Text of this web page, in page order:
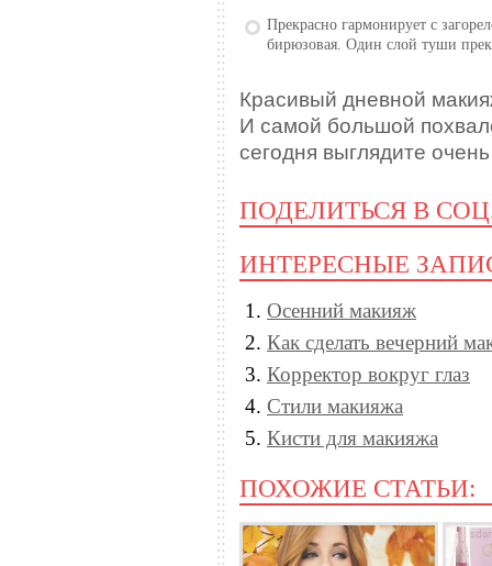
Прекрасно гармонирует с
бирюзовая. Один слой туши
Красивый дневной
И самой большой
сегодня выглядите
ПОДЕЛИТЬСЯ В
ИНТЕРЕСНЫЕ
Осенний макияж
Как сделать вечерний
Корректор вокруг глаз
Стили макияжа
Кисти для макияжа
ПОХОЖИЕ СТАТЬИ: